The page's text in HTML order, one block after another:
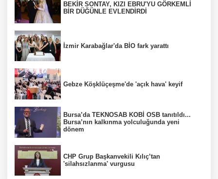
BEKİR SONTAY, KIZI EBRU'YU GÖRKEMLİ
BİR DÜĞÜNLE EVLENDİRDİ
İzmir Karabağlar'da BİO fark yarattı
Gebze Köşklüçeşme'de 'açık hava' keyif
Bursa’da TEKNOSAB KOBİ OSB tanıtıldı...
Bursa’nın kalkınma yolculuğunda yeni
dönem
CHP Grup Başkanvekili Kılıç’tan
'silahsızlanma' vurgusu